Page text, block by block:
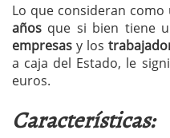
Lo que consideran como
años que si bien tiene
empresas y los
a caja del Estado, le
euros.
Características: